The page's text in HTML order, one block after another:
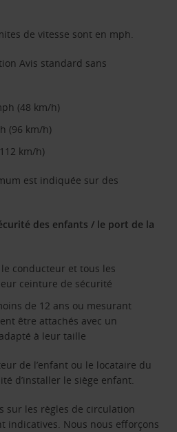
de vitesse sont en mph.
Avis standard sans
(48 km/h)
(96 km/h)
km/h)
est indiquée sur des
des enfants / le port de la
conducteur et tous les
ceinture de sécurité
de 12 ans ou mesurant
être attachés avec un
à leur taille
de l’enfant ou le locataire du
d’installer le siège enfant.
sur les règles de circulation
indicatives. Nous nous efforçons